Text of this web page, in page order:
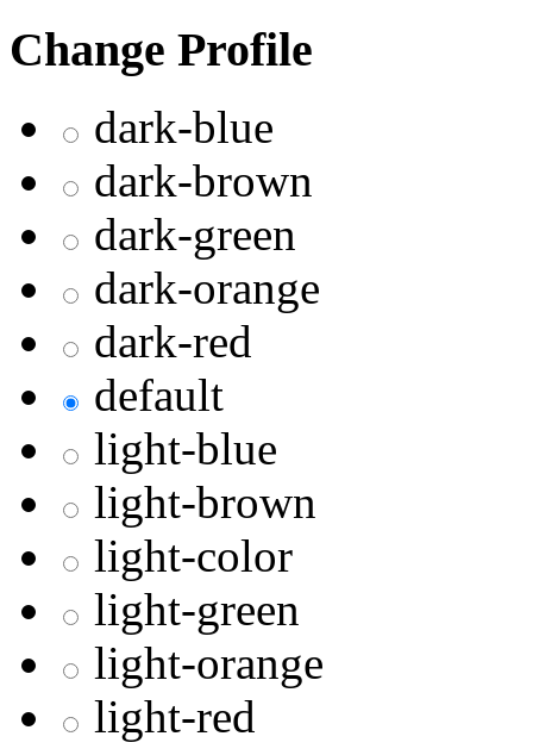
Change Profile
dark-blue
dark-brown
dark-green
dark-orange
dark-red
default
light-blue
light-brown
light-color
light-green
light-orange
light-red